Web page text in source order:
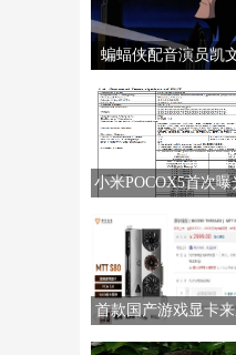
蝙蝠侠配音演员凯
小米POCOX5首次
首款国产游戏显卡
MTTS80，售价